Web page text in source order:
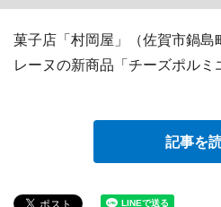
菓子店「村岡屋」（佐賀市鍋
レーヌの新商品「チーズポルミ
記事を